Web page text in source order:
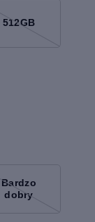
512GB
Bardzo
dobry